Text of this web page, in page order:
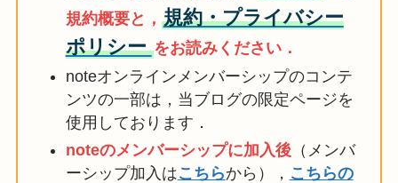
規約概要と， 規約・プライバシー
ポリシーをお読みください．
noteオンラインメンバーシップのコンテ
ンツの一部は，当ブログの限定ページを
使用しております．
noteのメンバーシップに加入後（メンバ
ーシップ加入はこちらから）， こちらの